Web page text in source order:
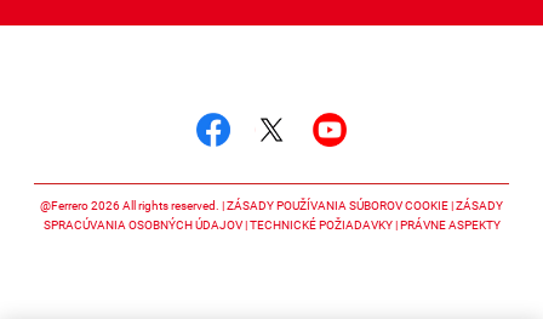
@Ferrero 2026 All rights reserved. ZÁSADY POUŽÍVANIA SÚBOROV COOKIE ZÁSADY
SPRACÚVANIA OSOBNÝCH ÚDAJOV TECHNICKÉ POŽIADAVKY PRÁVNE ASPEKTY